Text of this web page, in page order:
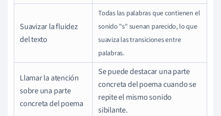
Suavizar la fluidez
del texto
Todas las palabras que contienen el
sonido "s" suenan parecido, lo que
suaviza las transiciones entre
palabras.
Llamar la atención
sobre una parte
concreta del poema
Se puede destacar una parte
concreta del poema cuando se
repite el mismo sonido
sibilante.